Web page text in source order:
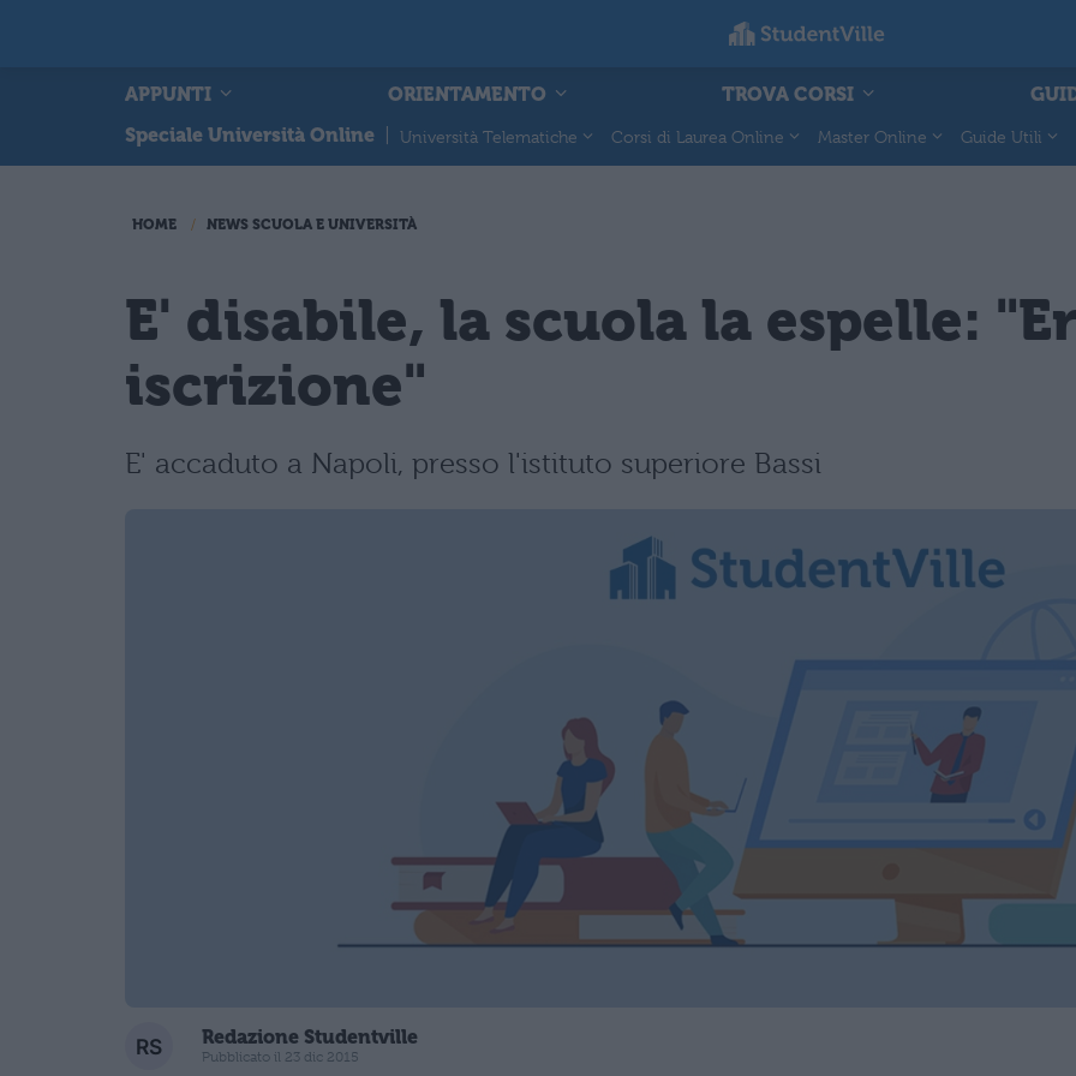
APPUNTI ORIENTAMENTO TROVA CORSI
Speciale Università Online
Università Telematiche Corsi di Laurea Online Master Online Guide Utili
HOME NEWS SCUOLA E UNIVERSITÀ
E' disabile, la scuola la espelle:
iscrizione"
E' accaduto a Napoli, presso l'istituto superiore Bassi
Redazione Studentville
Pubblicato il 23 dic 2015